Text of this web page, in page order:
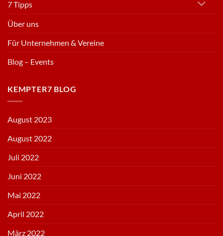
7 Tipps
Über uns
Für Unternehmen & Vereine
Blog – Events
KEMPTER7 BLOG
August 2023
August 2022
Juli 2022
Juni 2022
Mai 2022
April 2022
März 2022